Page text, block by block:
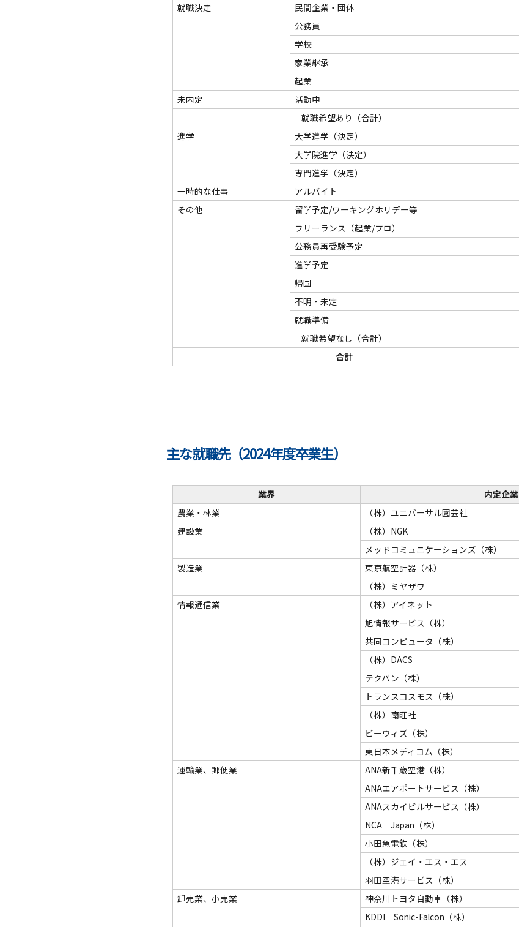
就職決定
民間企業・団体
公務員
学校
家業継承
起業
未内定
活動中
就職希望あり（合計）
進学
大学進学（決定）
大学院進学（決定）
専門進学（決定）
一時的な仕事
アルバイト
その他
留学予定/ワーキングホリデー等
フリーランス（起業/プロ）
公務員再受験予定
進学予定
帰国
不明・未定
就職準備
就職希望なし（合計）
合計
主な就職先（2024年度卒業生）
業界
内定企業
農業・林業
（株）ユニバーサル園芸社
建設業
（株）NGK
メッドコミュニケーションズ（株）
製造業
東京航空計器（株）
（株）ミヤザワ
情報通信業
（株）アイネット
旭情報サービス（株）
共同コンピュータ（株）
（株）DACS
テクバン（株）
トランスコスモス（株）
（株）南旺社
ビーウィズ（株）
東日本メディコム（株）
運輸業、郵便業
ANA新千歳空港（株）
ANAエアポートサービス（株）
ANAスカイビルサービス（株）
NCA Japan（株）
小田急電鉄（株）
（株）ジェイ・エス・エス
羽田空港サービス（株）
卸売業、小売業
神奈川トヨタ自動車（株）
KDDI Sonic-Falcon（株）